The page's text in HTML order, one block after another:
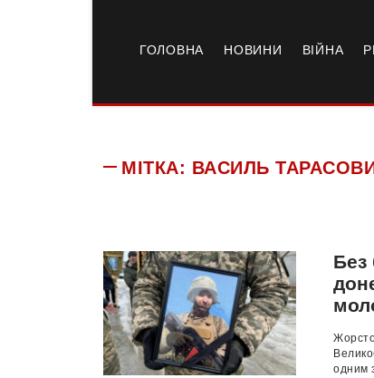
ГОЛОВНА НОВИНИ ВІЙНА
МІТКА: ВАСИЛЬ
Без
одним